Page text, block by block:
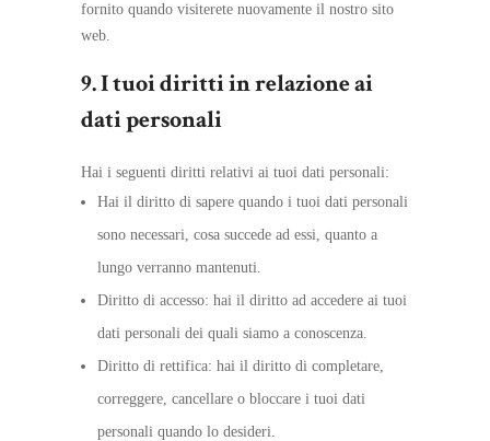
fornito quando visiterete nuovamente il nostro sito
web.
9. I tuoi diritti in relazione ai
dati personali
Hai i seguenti diritti relativi ai tuoi dati personali:
Hai il diritto di sapere quando i tuoi dati personali
sono necessari, cosa succede ad essi, quanto a
lungo verranno mantenuti.
Diritto di accesso: hai il diritto ad accedere ai tuoi
dati personali dei quali siamo a conoscenza.
Diritto di rettifica: hai il diritto di completare,
correggere, cancellare o bloccare i tuoi dati
personali quando lo desideri.